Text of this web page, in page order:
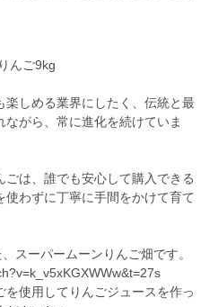
んご9kg
しめる業界にしたく、伝統と最
がら、常に進化を続けていま
は、誰でも安心して購入できる
使わずに丁寧に手間をかけて育て
スーパームーンりんご畑です。
使用してりんごジュースを作っ